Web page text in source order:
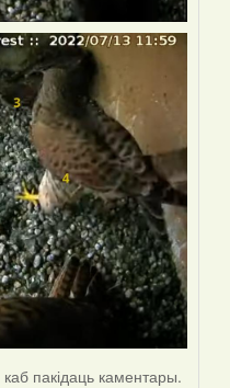
каб пакідаць каментары.